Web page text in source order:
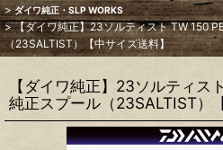
> ダイワ純正・SLP WORKS
> 【ダイワ純正】23ソルティスト TW 150
（23SALTIST）【中サイズ送料】
【ダイワ純正】23ソルティス
純正スプール（23SALTIST）